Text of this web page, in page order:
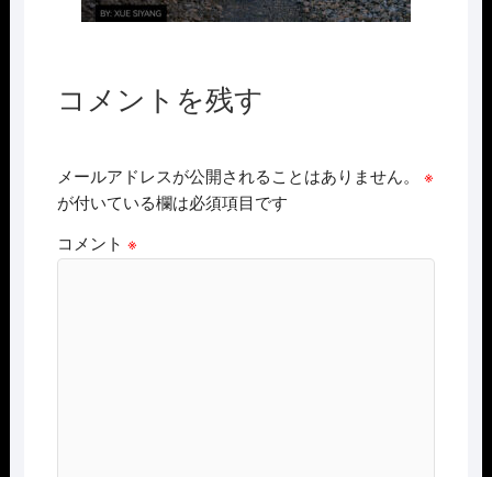
コメントを残す
メールアドレスが公開されることはありません。
※
が付いている欄は必須項目です
コメント ※